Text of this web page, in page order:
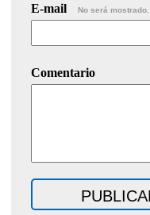
E-mail No será mostrado.
Comentario